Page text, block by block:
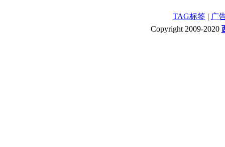
TAG标签 | 广
Copyright 2009-2020